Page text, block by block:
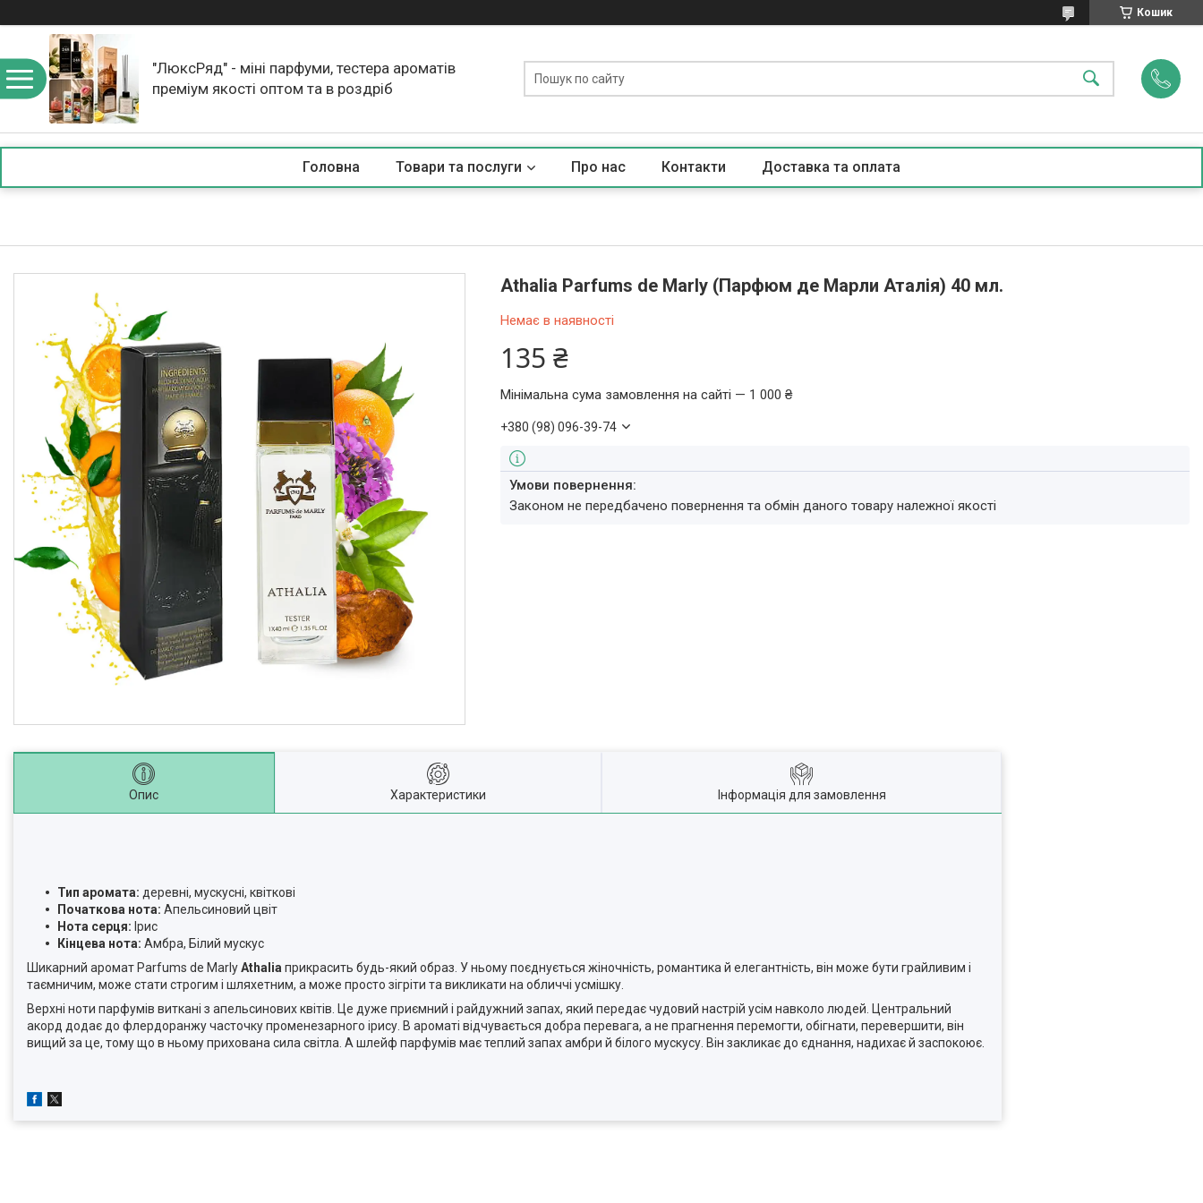
Кошик
"ЛюксРяд" - міні парфуми, тестера ароматів
преміум якості оптом та в роздріб
Головна Товари та послуги Про нас Контакти Доставка та оплата
Athalia Parfums de Marly (Парфюм де Марли Аталія) 40 мл.
Немає в наявності
135 ₴
Мінімальна сума замовлення на сайті — 1 000 ₴
+380 (98) 096-39-74
Законом не передбачено повернення та обмін даного товару належної якості
Опис Характеристики Інформація для замовлення
Тип аромата: деревні, мускусні, квіткові
Початкова нота: Апельсиновий цвіт
Нота серця: Ірис
Кінцева нота: Амбра, Білий мускус
Шикарний аромат Parfums de MarlyAthalia прикрасить будь-який образ. У ньому поєднується жіночність, романтика й елегантність, він може бути грайливим і
таємничим, може стати строгим і шляхетним, а може просто зігріти та викликати на обличчі усмішку.
Верхні ноти парфумів виткані з апельсинових квітів. Це дуже приємний і райдужний запах, який передає чудовий настрій усім навколо людей. Центральний
акорд додає до флердоранжу часточку променезарного ірису. В ароматі відчувається добра перевага, а не прагнення перемогти, обігнати, перевершити, він
вищий за це, тому що в ньому прихована сила світла. А шлейф парфумів має теплий запах амбри й білого мускусу. Він закликає до єднання, надихає й заспокоює.